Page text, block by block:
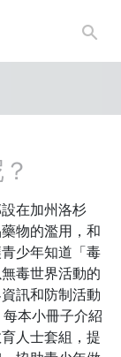
在加州洛杉
物的濫用，和
少年知道「毒
毒世界活動的
訊和防制活動
本小冊子介紹
人士套組，提